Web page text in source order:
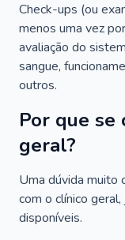
Check-ups (ou
menos uma vez
avaliação do
sangue,
outros.
Por que se
geral?
Uma dúvida muito
com o clínico
disponíveis.